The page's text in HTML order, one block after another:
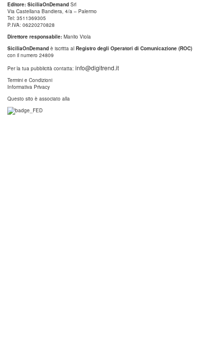
Editore: SiciliaOnDemand Srl
Via Castellana Bandiera, 4/a – Palermo
Tel: 3511369305
P.IVA: 06220270828
Direttore responsabile: Manlio Viola
SiciliaOnDemand è iscritta al Registro degli Operatori di Comunicazione (ROC)
con il numero 24809
Per la tua pubblicità contatta: info@digitrend.it
Termini e Condizioni
Informativa Privacy
Questo sito è associato alla